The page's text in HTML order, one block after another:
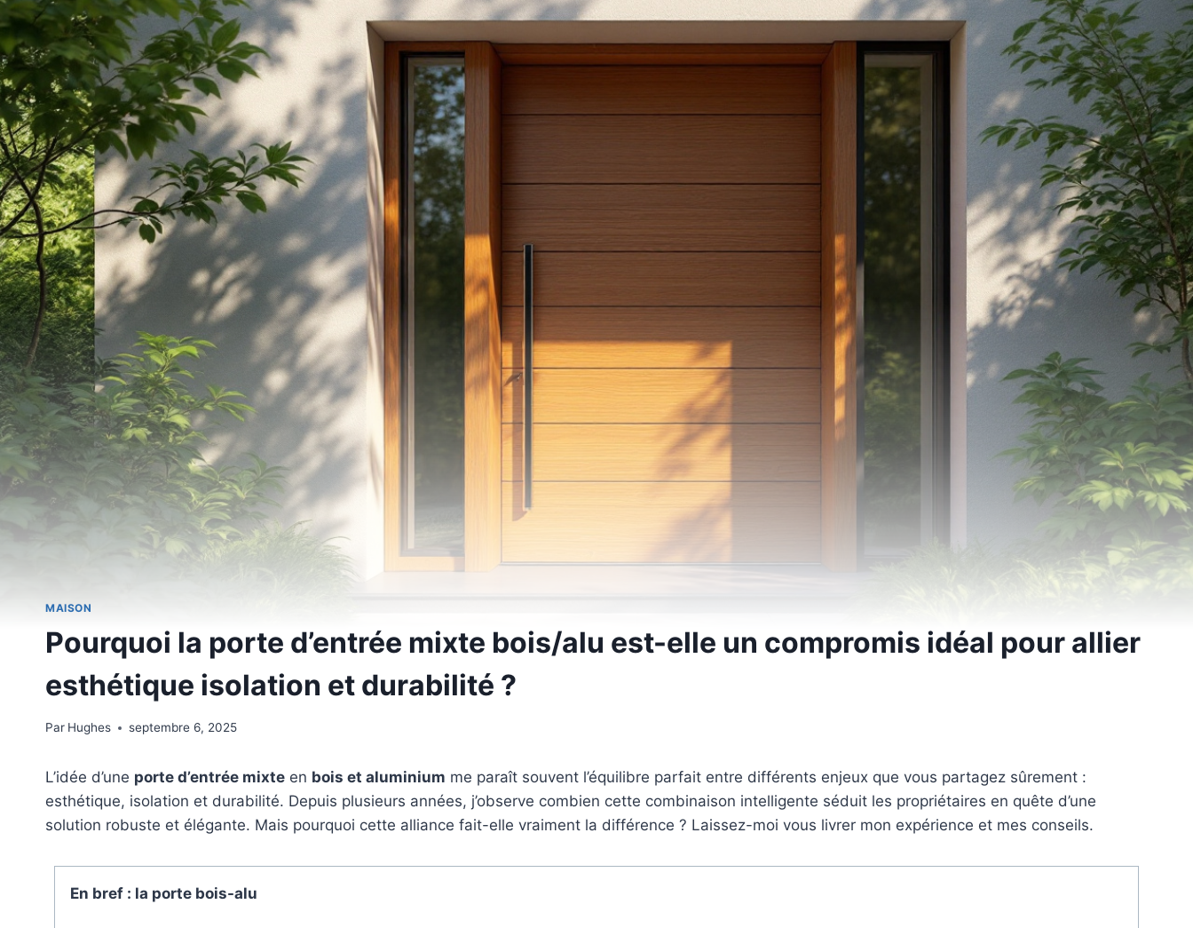
MAISON
Pourquoi la porte d’entrée mixte bois/alu est-elle un compromis idéal pour allier
esthétique isolation et durabilité ?
Par Hughes septembre 6, 2025
L’idée d’une porte d’entrée mixte en bois et aluminium me paraît souvent l’équilibre parfait entre différents enjeux que vous partagez sûrement :
esthétique, isolation et durabilité. Depuis plusieurs années, j’observe combien cette combinaison intelligente séduit les propriétaires en quête d’une
solution robuste et élégante. Mais pourquoi cette alliance fait-elle vraiment la différence ? Laissez-moi vous livrer mon expérience et mes conseils.
En bref : la porte bois-alu